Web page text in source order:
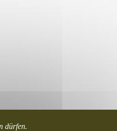
dürfen.